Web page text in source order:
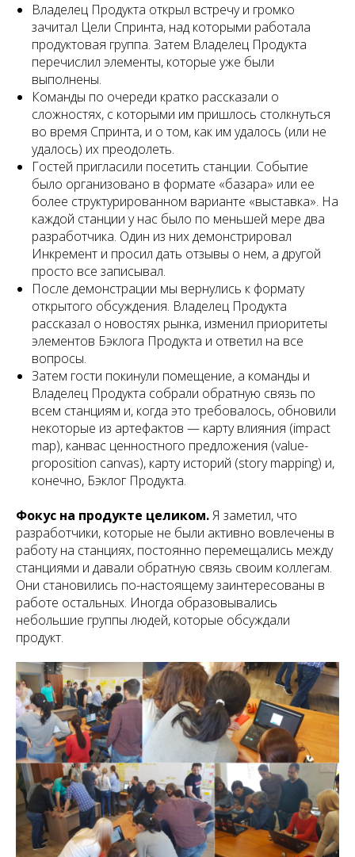
Владелец Продукта открыл встречу и громко
зачитал Цели Спринта, над которыми работала
продуктовая группа. Затем Владелец Продукта
перечислил элементы, которые уже были
выполнены.
Команды по очереди кратко рассказали о
сложностях, с которыми им пришлось столкнуться
во время Спринта, и о том, как им удалось (или не
удалось) их преодолеть.
Гостей пригласили посетить станции. Событие
было организовано в формате «базара» или ее
более структурированном варианте «выставка». На
каждой станции у нас было по меньшей мере два
разработчика. Один из них демонстрировал
Инкремент и просил дать отзывы о нем, а другой
просто все записывал.
После демонстрации мы вернулись к формату
открытого обсуждения. Владелец Продукта
рассказал о новостях рынка, изменил приоритеты
элементов Бэклога Продукта и ответил на все
вопросы.
Затем гости покинули помещение, а команды и
Владелец Продукта собрали обратную связь по
всем станциям и, когда это требовалось, обновили
некоторые из артефактов — карту влияния (impact
map), канвас ценностного предложения (value-
proposition canvas), карту историй (story mapping) и,
конечно, Бэклог Продукта.
Фокус на продукте целиком.Я заметил, что
разработчики, которые не были активно вовлечены в
работу на станциях, постоянно перемещались между
станциями и давали обратную связь своим коллегам.
Они становились по-настоящему заинтересованы в
работе остальных. Иногда образовывались
небольшие группы людей, которые обсуждали
продукт.